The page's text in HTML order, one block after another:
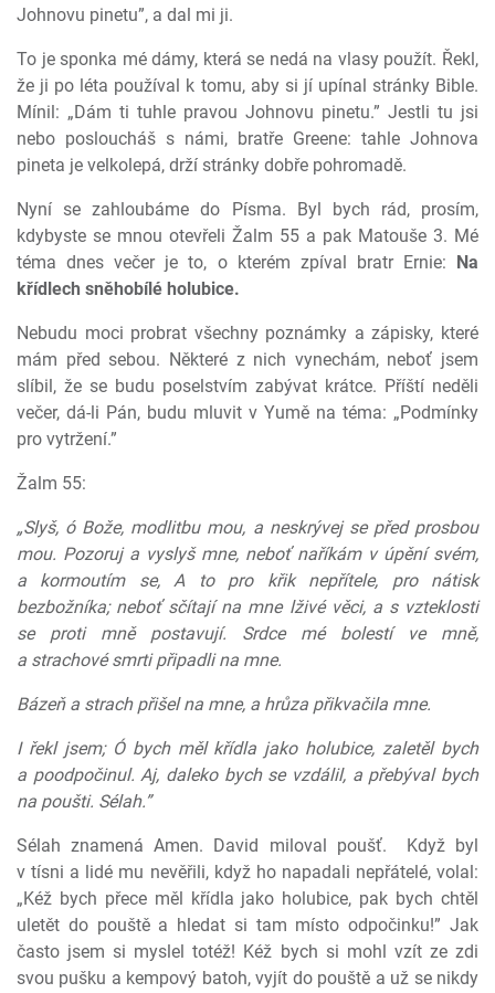
Johnovu pinetu”, a dal mi ji.
To je sponka mé dámy, která se nedá na vlasy použít. Řekl,
že ji po léta používal k tomu, aby si jí upínal stránky Bible.
Mínil: „Dám ti tuhle pravou Johnovu pinetu.” Jestli tu jsi
nebo posloucháš s námi, bratře Greene: tahle Johnova
pineta je velkolepá, drží stránky dobře pohromadě.
Nyní se zahloubáme do Písma. Byl bych rád, prosím,
kdybyste se mnou otevřeli Žalm 55 a pak Matouše 3. Mé
téma dnes večer je to, o kterém zpíval bratr Ernie: Na
křídlech sněhobílé holubice.
Nebudu moci probrat všechny poznámky a zápisky, které
mám před sebou. Některé z nich vynechám, neboť jsem
slíbil, že se budu poselstvím zabývat krátce. Příští neděli
večer, dá-li Pán, budu mluvit v Yumě na téma: „Podmínky
pro vytržení.”
Žalm 55:
„Slyš, ó Bože, modlitbu mou, a neskrývej se před prosbou
mou. Pozoruj a vyslyš mne, neboť naříkám v úpění svém,
a kormoutím se, A to pro křik nepřítele, pro nátisk
bezbožníka; neboť sčítají na mne lživé věci, a s vzteklosti
se proti mně postavují. Srdce mé bolestí ve mně,
a strachové smrti připadli na mne.
Bázeň a strach přišel na mne, a hrůza přikvačila mne.
I řekl jsem; Ó bych měl křídla jako holubice, zaletěl bych
a poodpočinul. Aj, daleko bych se vzdálil, a přebýval bych
na poušti. Sélah.”
Sélah znamená Amen. David miloval poušť.
Když byl
v tísni a lidé mu nevěřili, když ho napadali nepřátelé, volal:
„Kéž bych přece měl křídla jako holubice, pak bych chtěl
uletět do pouště a hledat si tam místo odpočinku!” Jak
často jsem si myslel totéž! Kéž bych si mohl vzít ze zdi
svou pušku a kempový batoh, vyjít do pouště a už se nikdy